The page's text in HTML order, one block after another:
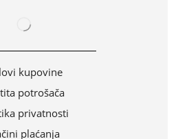
kupovine
potrošača
privatnosti
plaćanja